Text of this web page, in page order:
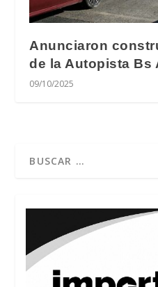
Anunciaron
de la Autopista Bs
09/10/2025